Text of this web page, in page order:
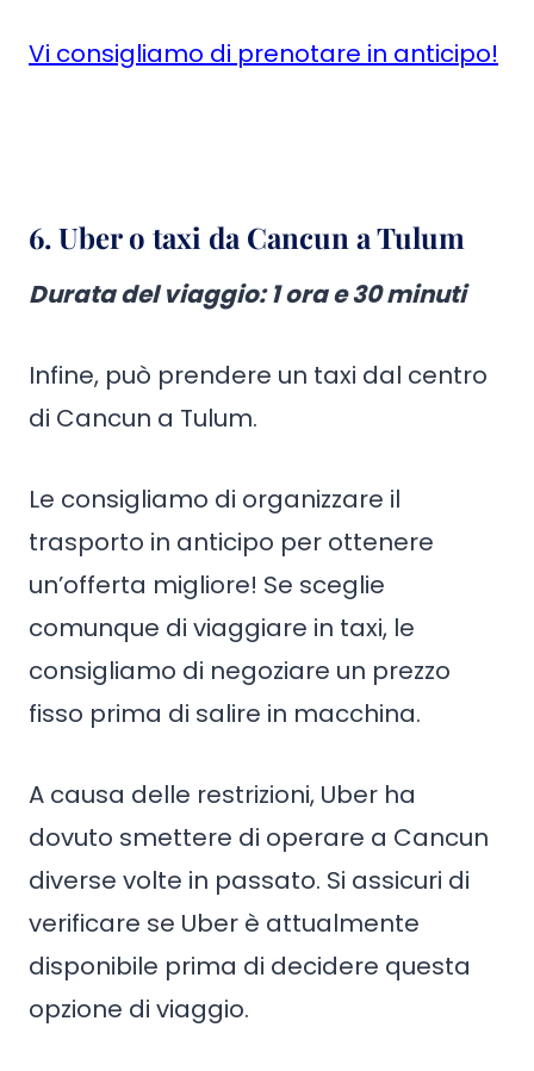
Vi consigliamo di prenotare in anticipo!
6. Uber o taxi da Cancun a Tulum
Durata del viaggio: 1 ora e 30 minuti
Infine, può prendere un taxi dal centro
di Cancun a Tulum.
Le consigliamo di organizzare il
trasporto in anticipo per ottenere
un’offerta migliore! Se sceglie
comunque di viaggiare in taxi, le
consigliamo di negoziare un prezzo
fisso prima di salire in macchina.
A causa delle restrizioni, Uber ha
dovuto smettere di operare a Cancun
diverse volte in passato. Si assicuri di
verificare se Uber è attualmente
disponibile prima di decidere questa
opzione di viaggio.